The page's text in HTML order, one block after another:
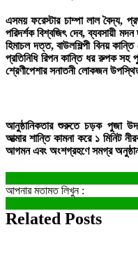
এসময় ফরেস্টার চাম্পা লাল বৈদ্য,
পরিদর্শক বিশ্বজিৎ দেব, ব্যবসায়ী মদন
হিমাচল দত্ত, বাউলশিল্পী বিনয়
প্রতিনিধি রিপন কান্তি ধর রুপক সহ
শ্রেণীপেশার সনাতনী লোকজন
আনুষ্ঠানিকতার শুরুতে চড়ক পুজা
আত্মার শান্তি কামনা করে ১ মিনিট
আগমন এবং অংশগ্রহণে সমগ্র
আপনার মতামত লিখুন :
Related Posts